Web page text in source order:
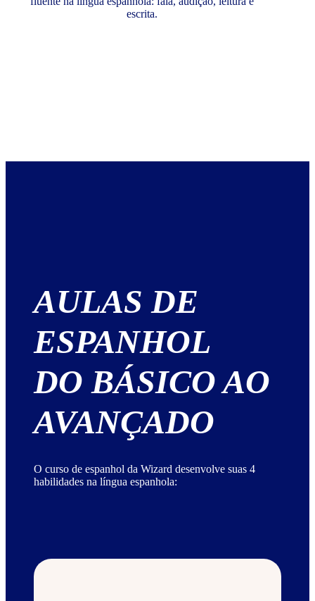
escrita.
AULAS DE
ESPANHOL
DO BÁSICO AO
AVANÇADO
O curso de espanhol da Wizard desenvolve suas 4
habilidades na língua espanhola: